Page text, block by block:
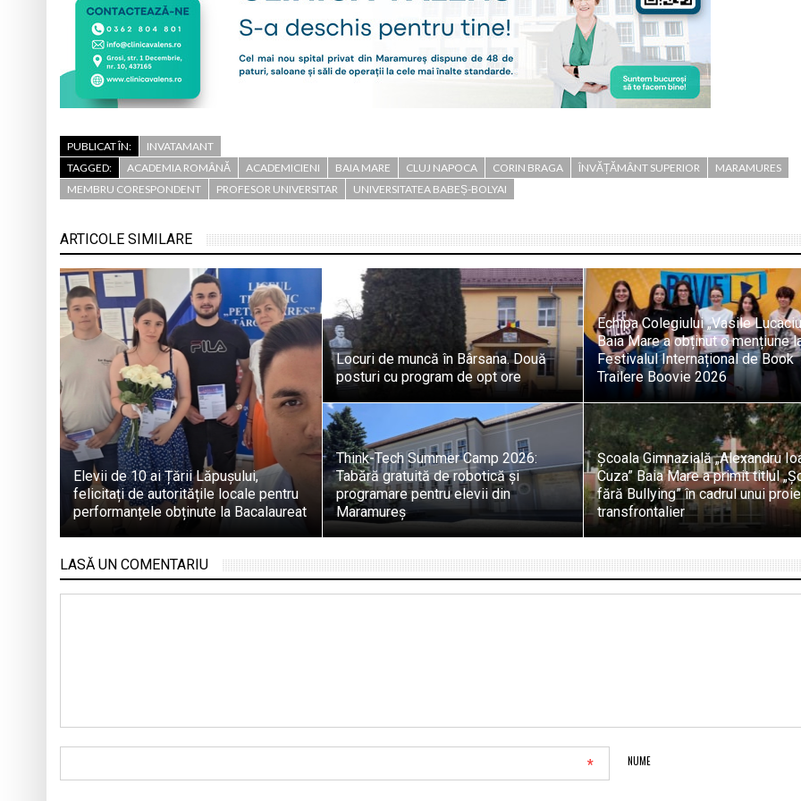
PUBLICAT ÎN:
INVATAMANT
TAGGED:
ACADEMIA ROMÂNĂ ACADEMICIENI BAIA MARE CLUJ NAPOCA CORIN BRAGA ÎNVĂȚĂMÂNT SUPERIOR
MARAMURES
MEMBRU CORESPONDENT
PROFESOR UNIVERSITAR UNIVERSITATEA BABEȘ-BOLYAI
ARTICOLE SIMILARE
Elevii de 10 ai Țării Lăpușului,
felicitați de autoritățile locale pentru
performanțele obținute la Bacalaureat
Locuri de muncă în Bârsana. Două
posturi cu program de opt ore
Echipa Colegiului „Vasile
Baia Mare a obținut o mențiune
Festivalul Internațional de Book
Trailere Boovie 2026
Think-Tech Summer Camp 2026:
Tabără gratuită de robotică și
programare pentru elevii din
Maramureș
Școala Gimnazială „Alexandru
Cuza” Baia Mare a primit titlul
fără Bullying” în cadrul unui
transfrontalier
LASĂ UN COMENTARIU
NUME
*